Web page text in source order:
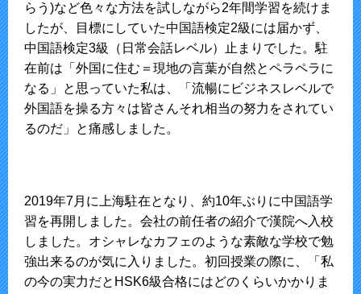
らう)など色々な方法を試しながら2年間学習を続けま
したが、目標にしていた中国語検定2級には届かず、
中国語検定3級（日常会話レベル）止まりでした。駐
在前は「外国に住む＝現地の言葉が自然とペラペラに
なる」と思っていた私は、「流暢にビジネスレベルで
外国語を操る方々は皆さんそれ相当の努力をされてい
るのだ」と痛感しました。
2019年7月に上海駐在となり、約10年ぶりに中国語学
習を再開しました。会社の前任者の紹介で漢院へ入校
しました。オシャレなカフェのような素敵な学校で勉
強出来るのが気に入りました。初回授業の際に、「私
の今の実力だとHSK6級合格にはどのくらいかかりま